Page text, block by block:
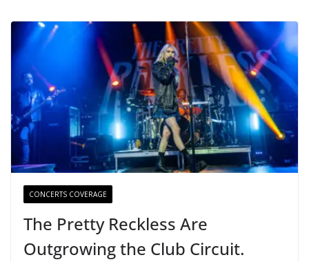
CONCERTS COVERAGE
The Pretty Reckless Are
Outgrowing the Club Circuit.